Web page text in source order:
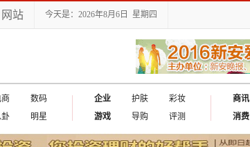
站 今天是：2026年8月6日 星期四
数码
明星
企业 护肤
彩妆
游戏
导购 评测
商讯
消费